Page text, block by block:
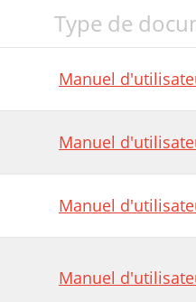
Type de
Manuel
Manuel
Manuel
Manuel